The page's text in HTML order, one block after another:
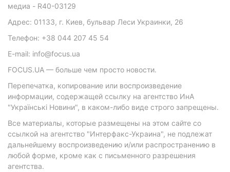
медиа - R40-03129
Адрес: 01133, г. Киев, бульвар Леси Украинки, 26
Телефон: +38 044 207 45 54
E-mail: info@focus.ua
FOCUS.UA — больше чем просто новости.
Перепечатка, копирование или воспроизведение
информации, содержащей ссылку на агентство ИнА
"Українські Новини", в каком-либо виде строго запрещены.
Все материалы, которые размещены на этом сайте со
ссылкой на агентство "Интерфакс-Украина", не подлежат
дальнейшему воспроизведению и/или распространению в
любой форме, кроме как с письменного разрешения
агентства.